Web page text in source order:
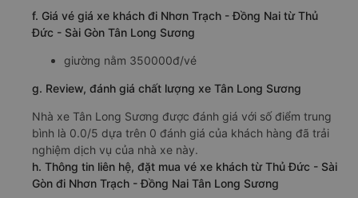
f. Giá vé giá xe khách đi Nhơn Trạch - Đồng Nai từ Thủ
Đức - Sài Gòn Tân Long Sương
giường nằm 350000đ/vé
g. Review, đánh giá chất lượng xe Tân Long Sương
Nhà xe Tân Long Sương được đánh giá với số điểm trung
bình là 0.0/5 dựa trên 0 đánh giá của khách hàng đã trải
nghiệm dịch vụ của nhà xe này.
h. Thông tin liên hệ, đặt mua vé xe khách từ Thủ Đức - Sài
Gòn đi Nhơn Trạch - Đồng Nai Tân Long Sương